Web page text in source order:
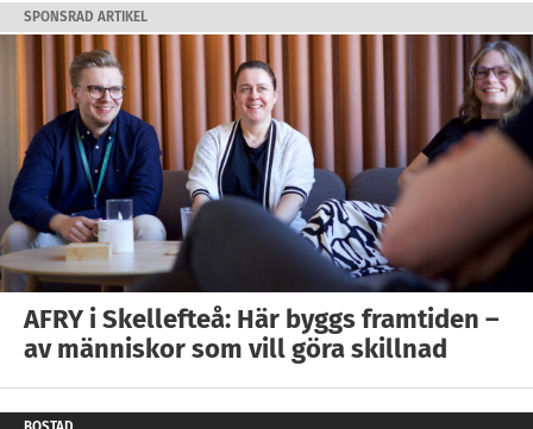
SPONSRAD ARTIKEL
AFRY i Skellefteå: Här byggs framtiden –
av människor som vill göra skillnad